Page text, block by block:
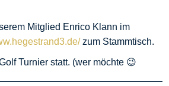
Mitglied Enrico Klann im
zum Stammtisch.
Turnier statt. (wer möchte 😉